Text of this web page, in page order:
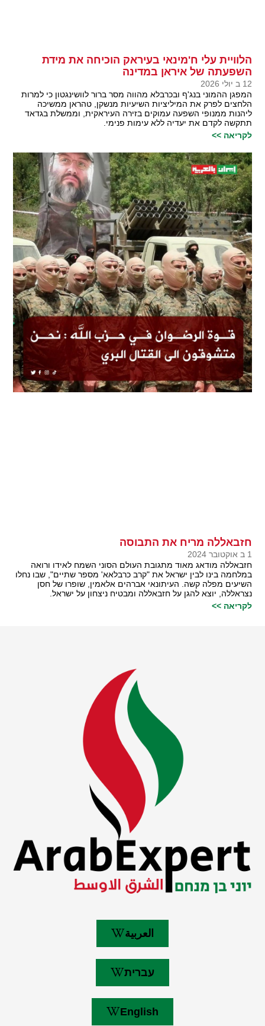
הלוויית עלי ח'מינאי בעיראק הוכיחה את מידת
השפעתה של איראן במדינה
12 ב יולי 2026
המפגן ההמוני בנג'ף ובכרבלא מהווה מסר ברור לוושינגטון כי למרות
הלחצים לפרק את המיליציות השיעיות מנשקן, טהראן ממשיכה
ליהנות ממנופי השפעה עמוקים בזירה העיראקית, וממשלת בגדאד
תתקשה לקדם את יעדיה ללא עימות פנימי.
לקריאה >>
חזבאללה מריח את התבוסה
1 ב אוקטובר 2024
חזבאללה מודאג מאוד מתגובת העולם הסוני השמח לאידו ורואה
במלחמה בינו לבין ישראל את "קרב כרבלאא' מספר שתיים", שבו נחלו
השיעים מפלה קשה. העיתונאי אברהים אלאמין, שופרו של חסן
נצראללה, יוצא להגן על חזבאללה ומבטיח ניצחון על ישראל.
לקריאה >>
العربية
עברית
English